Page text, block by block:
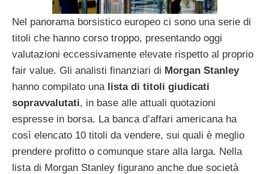
Nel panorama borsistico europeo ci sono una serie di
titoli che hanno corso troppo, presentando oggi
valutazioni eccessivamente elevate rispetto al proprio
fair value. Gli analisti finanziari di Morgan Stanley
hanno compilato una lista di titoli giudicati
sopravvalutati, in base alle attuali quotazioni
espresse in borsa. La banca d’affari americana ha
così elencato 10 titoli da vendere, sui quali è meglio
prendere profitto o comunque stare alla larga. Nella
lista di Morgan Stanley figurano anche due società